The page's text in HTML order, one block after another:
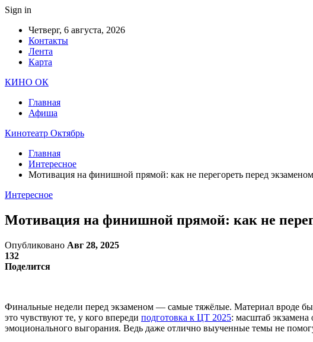
Sign in
Четверг, 6 августа, 2026
Контакты
Лента
Карта
КИНО ОК
Главная
Афиша
Кинотеатр Октябрь
Главная
Интересное
Мотивация на финишной прямой: как не перегореть перед экзаменом
Интересное
Мотивация на финишной прямой: как не
Опубликовано Авг 28, 2025
132
Поделится
Финальные недели перед экзаменом — самые тяжёлые. Материал вроде бы
это чувствуют те, у кого впереди подготовка к ЦТ 2025: масштаб экзамена
эмоционального выгорания. Ведь даже отлично выученные темы не